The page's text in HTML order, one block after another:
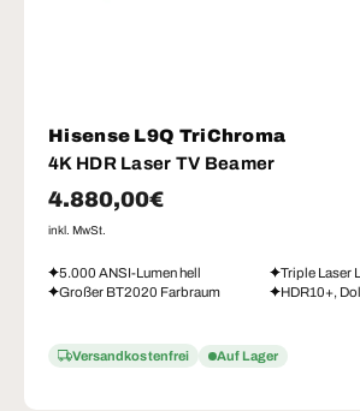
Hisense L9Q TriChroma
4K HDR Laser TV Beamer
Normaler Preis
4.880,00€
inkl. MwSt.
5.000 ANSI-Lumen hell
Triple Laser
Großer BT2020 Farbraum
HDR10+,
Versandkostenfrei Auf Lager